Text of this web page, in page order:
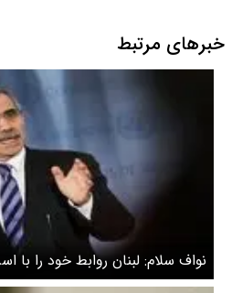
خبرهای مرتبط
نواف سلام: لبنان روابط خود را با